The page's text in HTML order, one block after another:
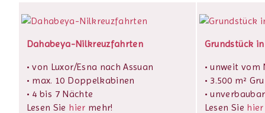
Dahabeya-Nilkreuzfahrten
• von Luxor/Esna nach Assuan
• max. 10 Doppelkabinen
• 4 bis 7 Nächte
Lesen Sie hier mehr!
Grundstück
• unweit vom
• 3.500 m²
•
Lesen Sie hier